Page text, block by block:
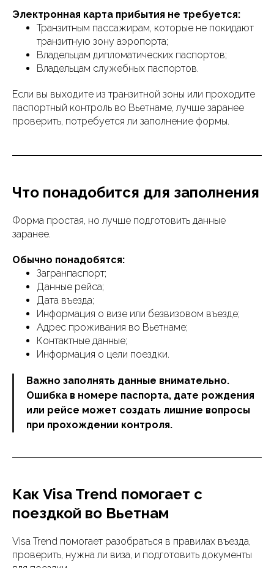
Электронная карта прибытия не требуется:
Транзитным пассажирам, которые не покидают
транзитную зону аэропорта;
Владельцам дипломатических паспортов;
Владельцам служебных паспортов.
Если вы выходите из транзитной зоны или проходите
паспортный контроль во Вьетнаме, лучше заранее
проверить, потребуется ли заполнение формы.
Что понадобится для заполнения
Форма простая, но лучше подготовить данные
заранее.
Обычно понадобятся:
Загранпаспорт;
Данные рейса;
Дата въезда;
Информация о визе или безвизовом въезде;
Адрес проживания во Вьетнаме;
Контактные данные;
Информация о цели поездки.
Важно заполнять данные внимательно.
Ошибка в номере паспорта, дате рождения
или рейсе может создать лишние вопросы
при прохождении контроля.
Как Visa Trend помогает с
поездкой во Вьетнам
Visa Trend помогает разобраться в правилах въезда,
проверить, нужна ли виза, и подготовить документы